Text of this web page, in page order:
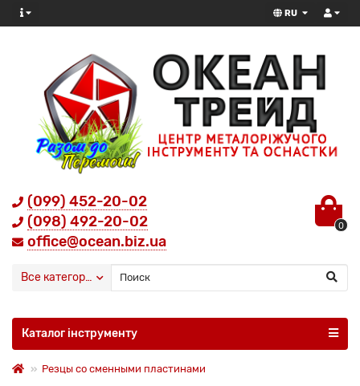
RU
(099) 452-20-02
(098) 492-20-02
office@ocean.biz.ua
0
Все категории
Каталог інструменту
Резцы со сменными пластинами